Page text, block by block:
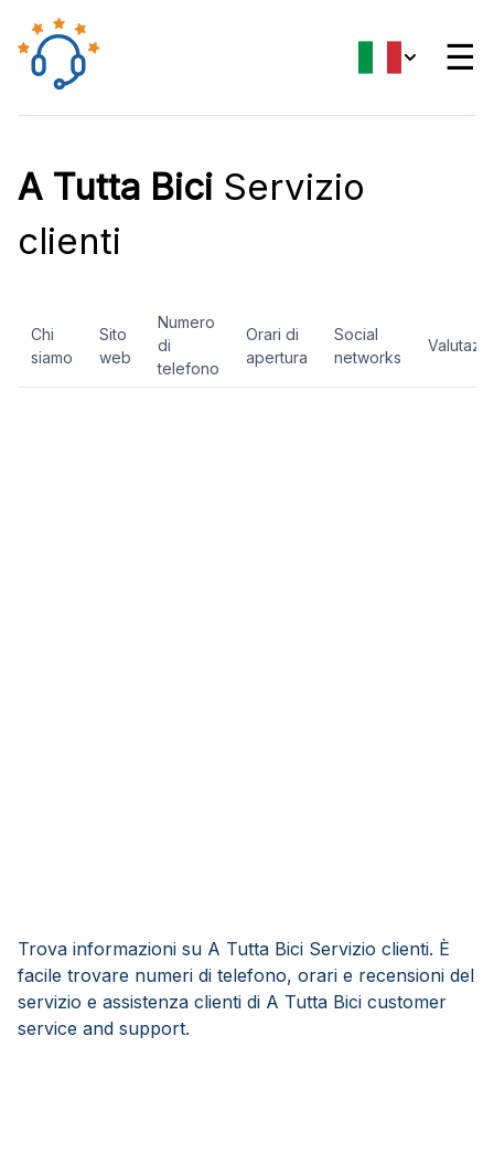
☰
A Tutta Bici Servizio
clienti
Chi
siamo
Sito
web
Numero
di
telefono
Orari di
apertura
Social
networks
Trova informazioni su A Tutta Bici Servizio clienti. È
facile trovare numeri di telefono, orari e recensioni del
servizio e assistenza clienti di A Tutta Bici customer
service and support.